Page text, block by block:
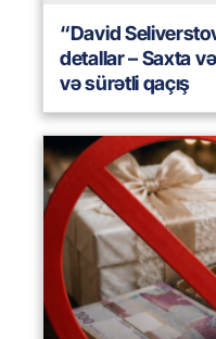
“David
detallar – Saxta
və sürətli qaçış